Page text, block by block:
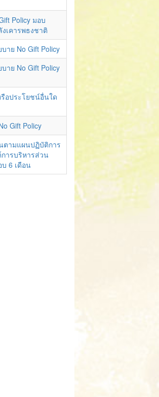
Policy มอบ
เคารพธงชาติ
าย No Gift Policy
าย No Gift Policy
อประโยชน์อื่นใด
Gift Policy
ตามแผนปฏิบัติการ
ารบริหารส่วน
6 เดือน